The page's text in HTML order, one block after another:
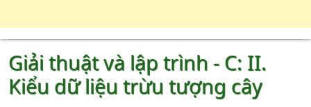
Giải thuật và lập trình - C: II.
Kiểu dữ liệu trừu tượng cây